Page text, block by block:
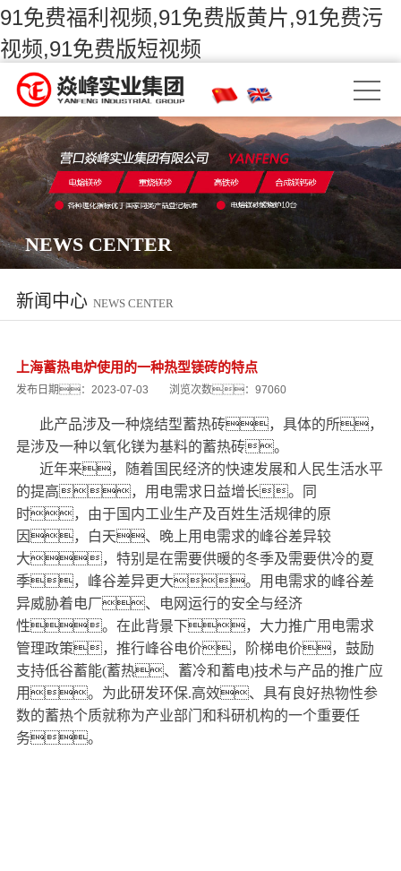
91免费福利视频,91免费版黄片,91免费污
视频,91免费版短视频
NEWS CENTER
新闻中心 NEWS CENTER
上海蓄热电炉使用的一种热型镁砖的特点
发布日期：2023-07-03 浏览次数：97060
此产品涉及一种烧结型蓄热砖，具体的所，
是涉及一种以氧化镁为基料的蓄热砖。
近年来，随着国民经济的快速发展和人民生活水平
的提高，用电需求日益增长。同
时，由于国内工业生产及百姓生活规律的原
因，白天、晚上用电需求的峰谷差异较
大，特别是在需要供暖的冬季及需要供冷的夏
季，峰谷差异更大。用电需求的峰谷差
异威胁着电厂、电网运行的安全与经济
性。在此背景下，大力推广用电需求
管理政策，推行峰谷电价，阶梯电价，鼓励
支持低谷蓄能(蓄热、蓄冷和蓄电)技术与产品的推广应
用。为此研发环保.高效、具有良好热物性参
数的蓄热个质就称为产业部门和科研机构的一个重要任
务。